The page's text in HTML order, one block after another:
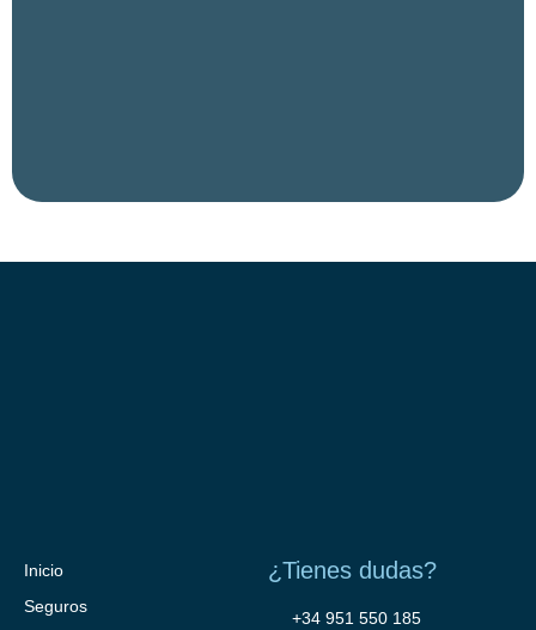
Inicio
Seguros
¿Tienes dudas?
+34 951 550 185